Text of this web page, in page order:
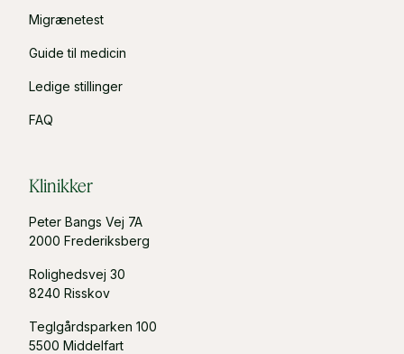
Migrænetest
Guide til medicin
Ledige stillinger
FAQ
Klinikker
Peter Bangs Vej 7A
2000 Frederiksberg
Rolighedsvej 30
8240 Risskov
Teglgårdsparken 100
5500 Middelfart